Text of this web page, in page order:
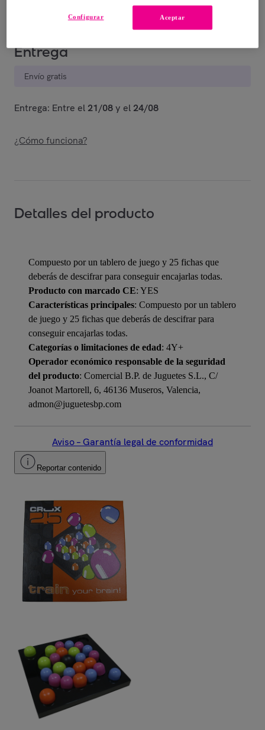
Entrega
Envío gratis
Entrega: Entre el 21/08y el 24/08
¿Cómo funciona?
Detalles del producto
Compuesto por un tablero de juego y 25 fichas que
deberás de descifrar para conseguir encajarlas todas.
Producto con marcado CE: YES
Características principales: Compuesto por un tablero
de juego y 25 fichas que deberás de descifrar para
conseguir encajarlas todas.
Categorías o limitaciones de edad: 4Y+
Operador económico responsable de la seguridad
del producto: Comercial B.P. de Juguetes S.L., C/
Joanot Martorell, 6, 46136 Museros, Valencia,
admon@juguetesbp.com
Aviso – Garantía legal de conformidad
Reportar contenido
Aceptar
Configurar